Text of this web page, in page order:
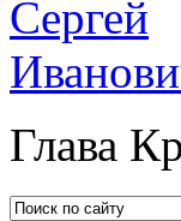
Глава